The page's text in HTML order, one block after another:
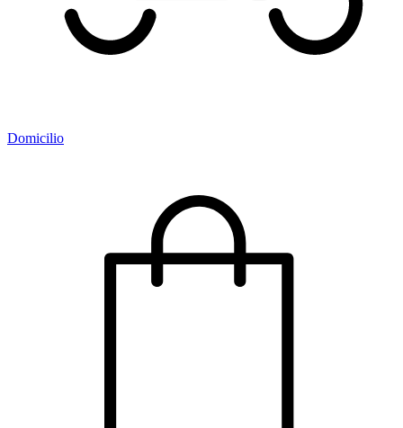
Domicilio